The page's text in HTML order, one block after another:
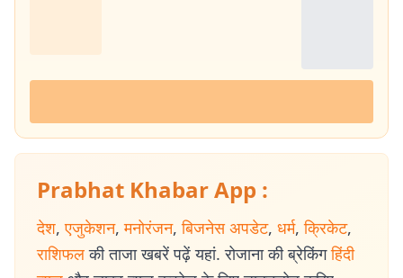
Prabhat Khabar App :
देश, एजुकेशन, मनोरंजन, बिजनेस अपडेट, धर्म, क्रिकेट,
राशिफल की ताजा खबरें पढ़ें यहां. रोजाना की ब्रेकिंग हिंदी